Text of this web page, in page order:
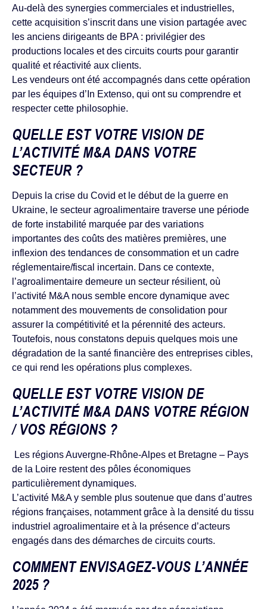
Au-delà des synergies commerciales et industrielles,
cette acquisition s’inscrit dans une vision partagée avec
les anciens dirigeants de BPA : privilégier des
productions locales et des circuits courts pour garantir
qualité et réactivité aux clients.
Les vendeurs ont été accompagnés dans cette opération
par les équipes d’In Extenso, qui ont su comprendre et
respecter cette philosophie.
QUELLE EST VOTRE VISION DE
L’ACTIVITÉ M&A DANS VOTRE
SECTEUR ?
Depuis la crise du Covid et le début de la guerre en
Ukraine, le secteur agroalimentaire traverse une période
de forte instabilité marquée par des variations
importantes des coûts des matières premières, une
inflexion des tendances de consommation et un cadre
réglementaire/fiscal incertain. Dans ce contexte,
l’agroalimentaire demeure un secteur résilient, où
l’activité M&A nous semble encore dynamique avec
notamment des mouvements de consolidation pour
assurer la compétitivité et la pérennité des acteurs.
Toutefois, nous constatons depuis quelques mois une
dégradation de la santé financière des entreprises cibles,
ce qui rend les opérations plus complexes.
QUELLE EST VOTRE VISION DE
L’ACTIVITÉ M&A DANS VOTRE RÉGION
/ VOS RÉGIONS ?
Les régions Auvergne-Rhône-Alpes et Bretagne – Pays
de la Loire restent des pôles économiques
particulièrement dynamiques.
L’activité M&A y semble plus soutenue que dans d’autres
régions françaises, notamment grâce à la densité du tissu
industriel agroalimentaire et à la présence d’acteurs
engagés dans des démarches de circuits courts.
COMMENT ENVISAGEZ-VOUS L’ANNÉE
2025 ?